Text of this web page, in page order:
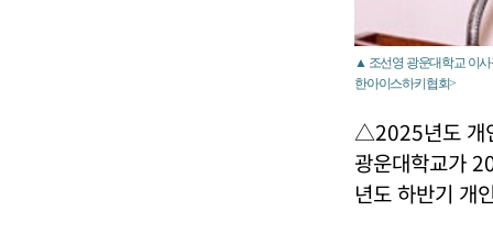
▲ 조선영 광운대학교 이사
한아이스하키협회>
△2025년도 개
광운대학교가
년도 하반기 개